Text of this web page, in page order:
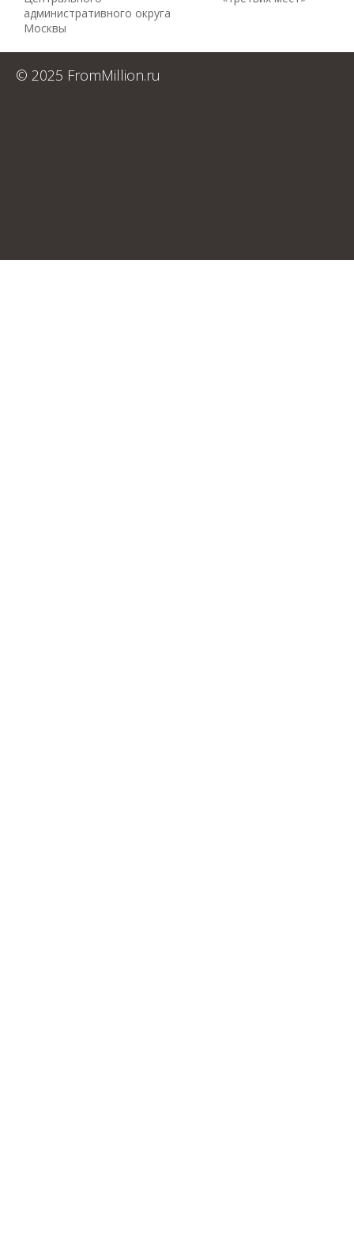
административного округа
Москвы
© 2025 FromMillion.ru